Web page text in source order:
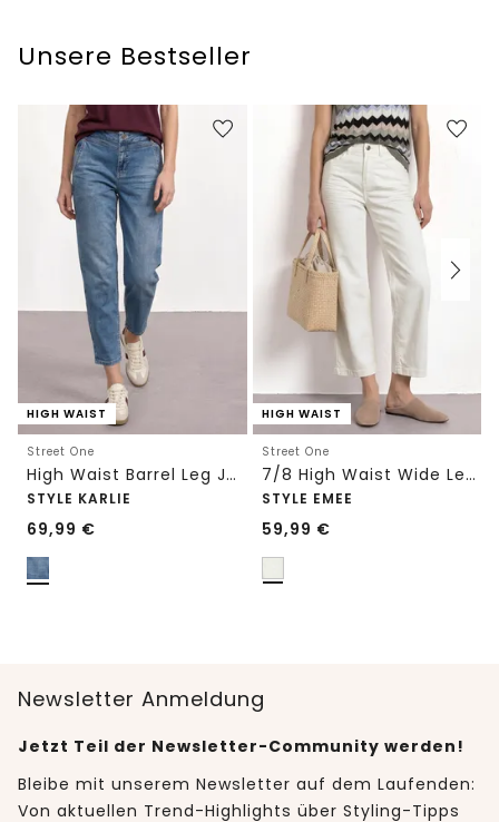
Unsere Bestseller
HIGH WAIST
Street One
High Waist Barrel Leg Jeans im Loose Fit
STYLE KARLIE
69,99 €
HIGH WAIST
Street One
7/8 High Waist Wide Leg Jeans im Loose Fit
STYLE EMEE
59,99 €
Newsletter Anmeldung
Jetzt Teil der Newsletter-Community werden!
Bleibe mit unserem Newsletter auf dem Laufenden:
Von aktuellen Trend-Highlights über Styling-Tipps